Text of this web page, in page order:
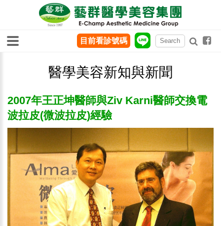
醫學美容新知與新聞
2007年王正坤醫師與Ziv Karni醫師交換電
波拉皮(微波拉皮)經驗
目前看診號碼